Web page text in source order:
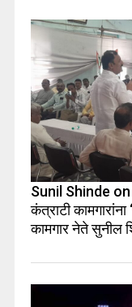
Sunil Shinde
कंत्राटी
कामगार नेते सुनील